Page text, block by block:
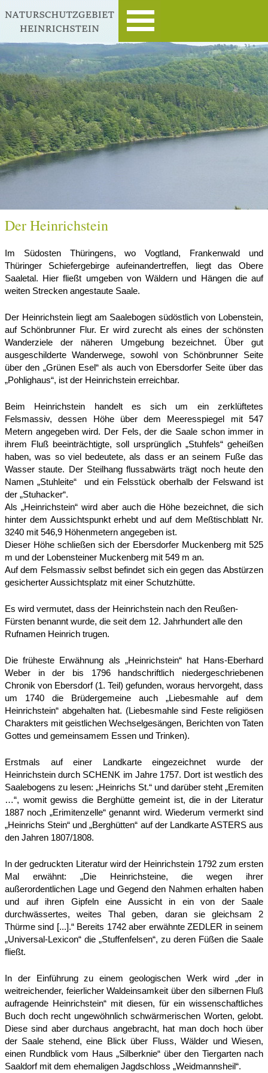
Der Heinrichstein
Im Südosten Thüringens, wo Vogtland, Frankenwald und
Thüringer Schiefergebirge aufeinandertreffen, liegt das Obere
Saaletal. Hier fließt umgeben von Wäldern und Hängen die auf
weiten Strecken angestaute Saale.
Der Heinrichstein liegt am Saalebogen südöstlich von Lobenstein,
auf Schönbrunner Flur. Er wird zurecht als eines der schönsten
Wanderziele der näheren Umgebung bezeichnet. Über gut
ausgeschilderte Wanderwege, sowohl von Schönbrunner Seite
über den „Grünen Esel“ als auch von Ebersdorfer Seite über das
„Pohlighaus“, ist der Heinrichstein erreichbar.
Beim Heinrichstein handelt es sich um ein zerklüftetes
Felsmassiv, dessen Höhe über dem Meeresspiegel mit 547
Metern angegeben wird. Der Fels, der die Saale schon immer in
ihrem Fluß beeinträchtigte, soll ursprünglich „Stuhfels“ geheißen
haben, was so viel bedeutete, als dass er an seinem Fuße das
Wasser staute. Der Steilhang flussabwärts trägt noch heute den
Namen „Stuhleite“ und ein Felsstück oberhalb der Felswand ist
der „Stuhacker“.
Als „Heinrichstein“ wird aber auch die Höhe bezeichnet, die sich
hinter dem Aussichtspunkt erhebt und auf dem Meßtischblatt Nr.
3240 mit 546,9 Höhenmetern angegeben ist.
Dieser Höhe schließen sich der Ebersdorfer Muckenberg mit 525
m und der Lobensteiner Muckenberg mit 549 m an.
Auf dem Felsmassiv selbst befindet sich ein gegen das Abstürzen
gesicherter Aussichtsplatz mit einer Schutzhütte.
Es wird vermutet, dass der Heinrichstein nach den Reußen-
Fürsten benannt wurde, die seit dem 12. Jahrhundert alle den
Rufnamen Heinrich trugen.
Die früheste Erwähnung als „Heinrichstein“ hat Hans-Eberhard
Weber in der bis 1796 handschriftlich niedergeschriebenen
Chronik von Ebersdorf (1. Teil) gefunden, woraus hervorgeht, dass
um 1740 die Brüdergemeine auch „Liebesmahle auf dem
Heinrichstein“ abgehalten hat. (Liebesmahle sind Feste religiösen
Charakters mit geistlichen Wechselgesängen, Berichten von Taten
Gottes und gemeinsamem Essen und Trinken).
Erstmals auf einer Landkarte eingezeichnet wurde der
Heinrichstein durch SCHENK im Jahre 1757. Dort ist westlich des
Saalebogens zu lesen: „Heinrichs St.“ und darüber steht „Eremiten
…“, womit gewiss die Berghütte gemeint ist, die in der Literatur
1887 noch „Erimitenzelle“ genannt wird. Wiederum vermerkt sind
„Heinrichs Stein“ und „Berghütten“ auf der Landkarte ASTERS aus
den Jahren 1807/1808.
In der gedruckten Literatur wird der Heinrichstein 1792 zum ersten
Mal erwähnt: „Die Heinrichsteine, die wegen ihrer
außerordentlichen Lage und Gegend den Nahmen erhalten haben
und auf ihren Gipfeln eine Aussicht in ein von der Saale
durchwässertes, weites Thal geben, daran sie gleichsam 2
Thürme sind [...].“ Bereits 1742 aber erwähnte ZEDLER in seinem
„Universal-Lexicon“ die „Stuffenfelsen“, zu deren Füßen die Saale
fließt.
In der Einführung zu einem geologischen Werk wird „der in
weitreichender, feierlicher Waldeinsamkeit über den silbernen Fluß
aufragende Heinrichstein“ mit diesen, für ein wissenschaftliches
Buch doch recht ungewöhnlich schwärmerischen Worten, gelobt.
Diese sind aber durchaus angebracht, hat man doch hoch über
der Saale stehend, eine Blick über Fluss, Wälder und Wiesen,
einen Rundblick vom Haus „Silberknie“ über den Tiergarten nach
Saaldorf mit dem ehemaligen Jagdschloss „Weidmannsheil“.